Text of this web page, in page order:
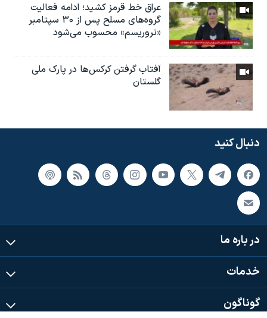
عراق خط قرمز کشید؛ ادامه فعالیت
گروه‌های مسلح پس از ۳۰ سپتامبر
«تروریسم» محسوب می‌شود
آفتاب گرفتن کرکس‌ها در پارک ملی
گلستان
دنبال کنید
در باره ما
خدمات
گوناگون